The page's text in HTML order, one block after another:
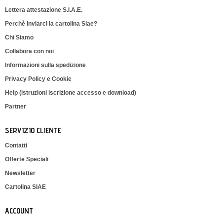
Lettera attestazione S.I.A.E.
Perchè inviarci la cartolina Siae?
Chi Siamo
Collabora con noi
Informazioni sulla spedizione
Privacy Policy e Cookie
Help (istruzioni iscrizione accesso e download)
Partner
SERVIZIO CLIENTE
Contatti
Offerte Speciali
Newsletter
Cartolina SIAE
ACCOUNT